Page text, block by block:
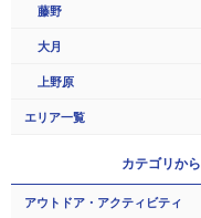
藤野
大月
上野原
エリア一覧
カテゴリから
アウトドア・アクティビティ